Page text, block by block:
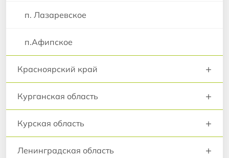
п. Лазаревское
п.Афипское
Красноярский край +
Курганская область +
Курская область +
Ленинградская область +